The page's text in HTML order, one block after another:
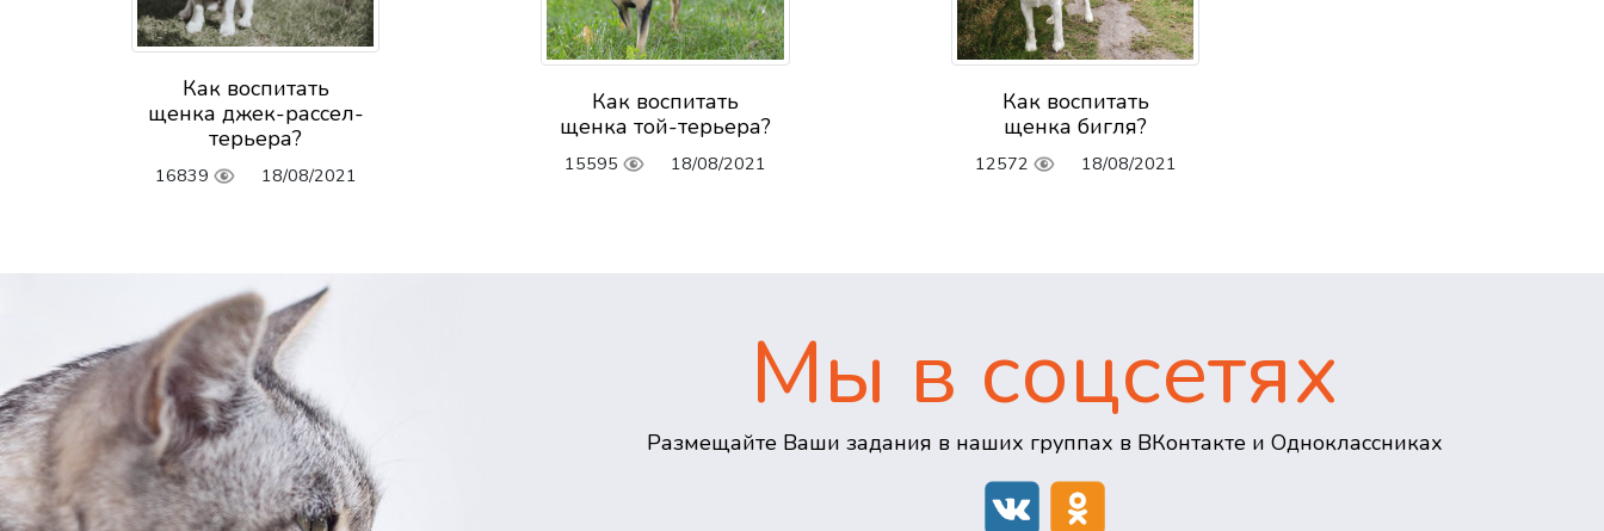
Как воспитать
щенка джек-рассел-
терьера?
16839 18/08/2021
Как воспитать
щенка той-терьера?
15595 18/08/2021
Как воспитать
щенка бигля?
12572 18/08/2021
Мы в соцсетях
Размещайте Ваши задания в наших группах в ВКонтакте и Одноклассниках